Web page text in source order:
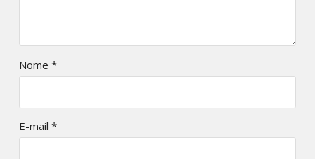
Nome *
E-mail *